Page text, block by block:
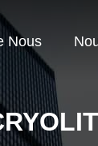
Nous